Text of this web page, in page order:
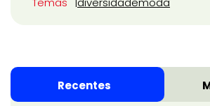
Recentes